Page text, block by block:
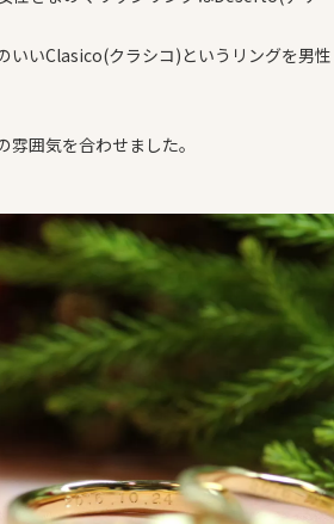
いいClasico(クラシコ)というリングを男性
囲気を合わせました。